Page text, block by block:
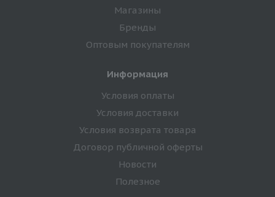
Магазины
Бренды
Оптовым покупателям
Информация
Условия оплаты
Условия доставки
Условия возврата товара
Договор публичной оферты
Новости
Полезное